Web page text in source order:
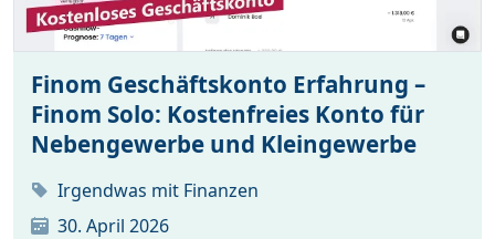
Finom Geschäftskonto Erfahrung –
Finom Solo: Kostenfreies Konto für
Nebengewerbe und Kleingewerbe
Irgendwas mit Finanzen
30. April 2026